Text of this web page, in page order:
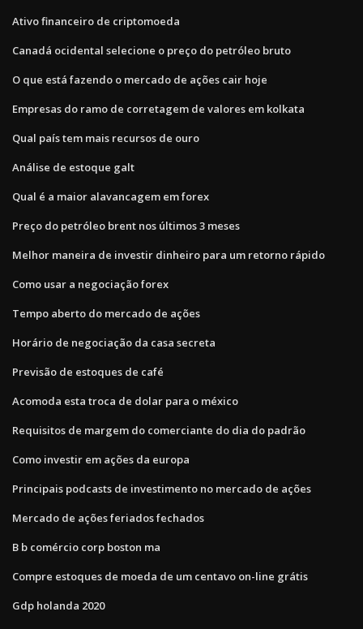
Ativo financeiro de criptomoeda
Canadá ocidental selecione o preço do petróleo bruto
O que está fazendo o mercado de ações cair hoje
Empresas do ramo de corretagem de valores em kolkata
Qual país tem mais recursos de ouro
Análise de estoque galt
Qual é a maior alavancagem em forex
Preço do petróleo brent nos últimos 3 meses
Melhor maneira de investir dinheiro para um retorno rápido
Como usar a negociação forex
Tempo aberto do mercado de ações
Horário de negociação da casa secreta
Previsão de estoques de café
Acomoda esta troca de dolar para o méxico
Requisitos de margem do comerciante do dia do padrão
Como investir em ações da europa
Principais podcasts de investimento no mercado de ações
Mercado de ações feriados fechados
B b comércio corp boston ma
Compre estoques de moeda de um centavo on-line grátis
Gdp holanda 2020